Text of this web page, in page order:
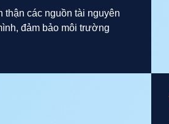
thận các nguồn tài nguyên
đảm bảo môi trường